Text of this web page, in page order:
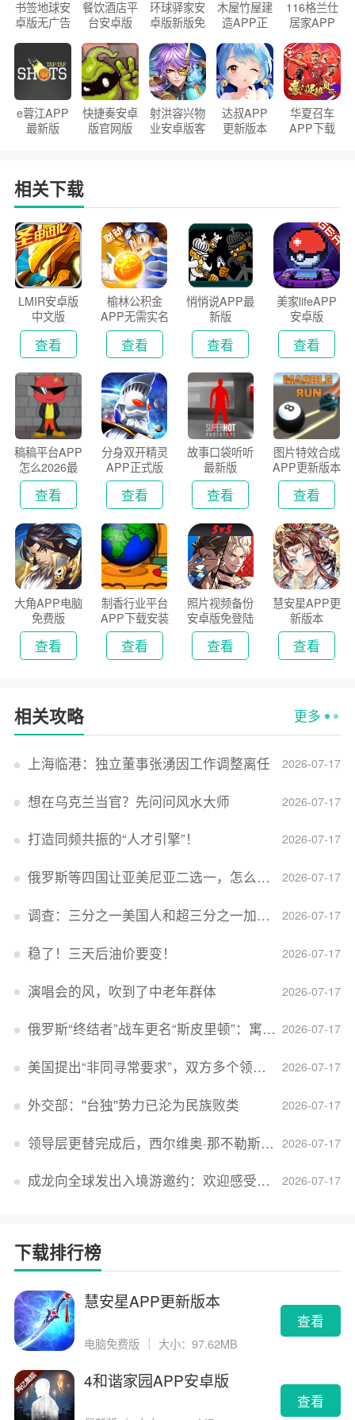
书签地球安
卓版无广告
餐饮酒店平
台安卓版
环球驿家安
卓版新版免
木屋竹屋建
造APP正
116格兰仕
居家APP
e蓉江APP
最新版
快捷奏安卓
版官网版
射洪容兴物
业安卓版客
达叔APP
更新版本
华夏召车
APP下载
相关下载
LMIR安卓版
中文版
查看
榆林公积金
APP无需实名
认证版
查看
悄悄说APP最
新版
查看
美家lifeAPP
安卓版
查看
稿稿平台APP
怎么2026最
新版
查看
分身双开精灵
APP正式版
查看
故事口袋听听
最新版
查看
图片特效合成
APP更新版本
2026
查看
大角APP电脑
免费版
查看
制香行业平台
APP下载安装
2026
查看
照片视频备份
安卓版免登陆
版
查看
慧安星APP更
新版本
查看
相关攻略 更多
2026-07-17
上海临港：独立董事张湧因工作调整离任
2026-07-17
想在乌克兰当官？先问问风水大师
2026-07-17
打造同频共振的“人才引擎”！
2026-07-17
俄罗斯等四国让亚美尼亚二选一，怎么回事？
2026-07-17
调查：三分之一美国人和超三分之一加拿大人感到经济压力
2026-07-17
稳了！三天后油价要变！
2026-07-17
演唱会的风，吹到了中老年群体
2026-07-17
俄罗斯“终结者”战车更名“斯皮里顿”：寓意强大可靠，彰显俄精神力量
2026-07-17
美国提出“非同寻常要求”，双方多个领域分歧依旧，印美贸易谈判进入“关键阶段”
2026-07-17
外交部：''台独''势力已沦为民族败类
2026-07-17
领导层更替完成后，西尔维奥·那不勒斯出任Lucid首席执行官
2026-07-17
成龙向全球发出入境游邀约：欢迎感受无滤镜的真实中国
下载排行榜
慧安星APP更新版本
电脑免费版 ｜ 大小：97.62MB
查看
4和谐家园APP安卓版
查看